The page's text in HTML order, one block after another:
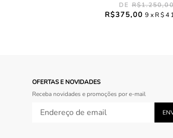
R$1.250,
R$375,00 9 R$
OFERTAS E NOVIDADES
Receba novidades e promoções por e-mail